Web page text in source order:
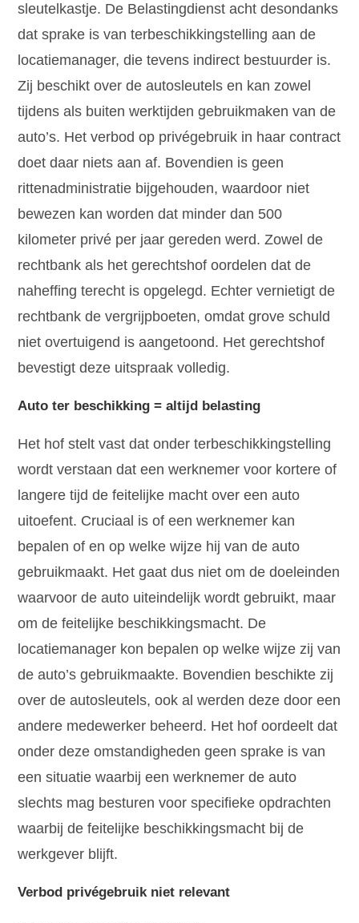
sleutelkastje. De Belastingdienst acht desondanks
dat sprake is van terbeschikkingstelling aan de
locatiemanager, die tevens indirect bestuurder is.
Zij beschikt over de autosleutels en kan zowel
tijdens als buiten werktijden gebruikmaken van de
auto’s. Het verbod op privégebruik in haar contract
doet daar niets aan af. Bovendien is geen
rittenadministratie bijgehouden, waardoor niet
bewezen kan worden dat minder dan 500
kilometer privé per jaar gereden werd. Zowel de
rechtbank als het gerechtshof oordelen dat de
naheffing terecht is opgelegd. Echter vernietigt de
rechtbank de vergrijpboeten, omdat grove schuld
niet overtuigend is aangetoond. Het gerechtshof
bevestigt deze uitspraak volledig.
Auto ter beschikking = altijd belasting
Het hof stelt vast dat onder terbeschikkingstelling
wordt verstaan dat een werknemer voor kortere of
langere tijd de feitelijke macht over een auto
uitoefent. Cruciaal is of een werknemer kan
bepalen of en op welke wijze hij van de auto
gebruikmaakt. Het gaat dus niet om de doeleinden
waarvoor de auto uiteindelijk wordt gebruikt, maar
om de feitelijke beschikkingsmacht. De
locatiemanager kon bepalen op welke wijze zij van
de auto’s gebruikmaakte. Bovendien beschikte zij
over de autosleutels, ook al werden deze door een
andere medewerker beheerd. Het hof oordeelt dat
onder deze omstandigheden geen sprake is van
een situatie waarbij een werknemer de auto
slechts mag besturen voor specifieke opdrachten
waarbij de feitelijke beschikkingsmacht bij de
werkgever blijft.
Verbod privégebruik niet relevant